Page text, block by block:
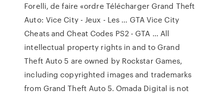
Forelli, de faire «ordre Télécharger Grand Theft
Auto: Vice City - Jeux - Les ... GTA Vice City
Cheats and Cheat Codes PS2 - GTA … All
intellectual property rights in and to Grand
Theft Auto 5 are owned by Rockstar Games,
including copyrighted images and trademarks
from Grand Theft Auto 5. Omada Digital is not